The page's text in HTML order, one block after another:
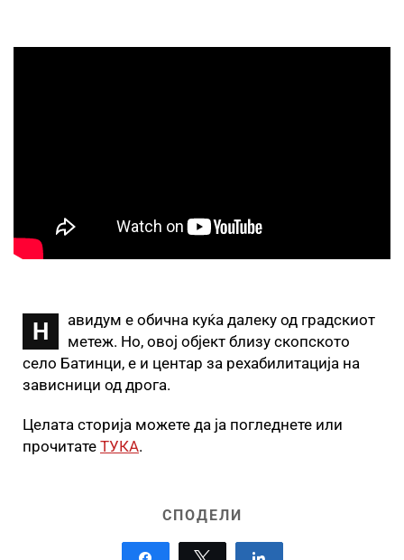
Н
авидум e обична куќа далеку од градскиот
метеж. Но, овој објект близу скопското
село Батинци, е и центар за рехабилитација на
зависници од дрога.
Целата сторија можете да ја погледнете или
прочитате ТУКА.
СПОДЕЛИ
Tweet